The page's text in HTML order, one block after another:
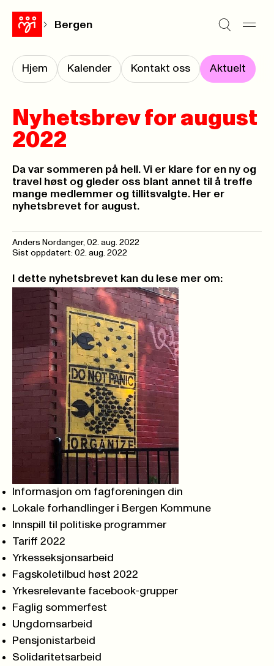
Bergen
Hjem Kalender Kontakt oss Aktuelt
Nyhetsbrev for august
2022
Da var sommeren på hell. Vi er klare for en ny og
travel høst og gleder oss blant annet til å treffe
mange medlemmer og tillitsvalgte. Her er
nyhetsbrevet for august.
Anders Nordanger, 02. aug. 2022
Sist oppdatert: 02. aug. 2022
I dette nyhetsbrevet kan du lese mer om:
Informasjon om fagforeningen din
Lokale forhandlinger i Bergen Kommune
Innspill til politiske programmer
Tariff 2022
Yrkesseksjonsarbeid
Fagskoletilbud høst 2022
Yrkesrelevante facebook-grupper
Faglig sommerfest
Ungdomsarbeid
Pensjonistarbeid
Solidaritetsarbeid